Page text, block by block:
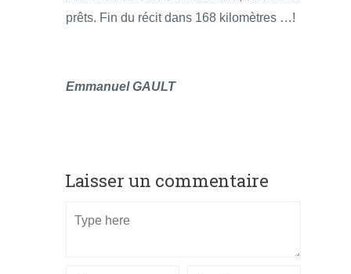
prêts. Fin du récit dans 168 kilomètres …!
Emmanuel GAULT
Laisser un commentaire